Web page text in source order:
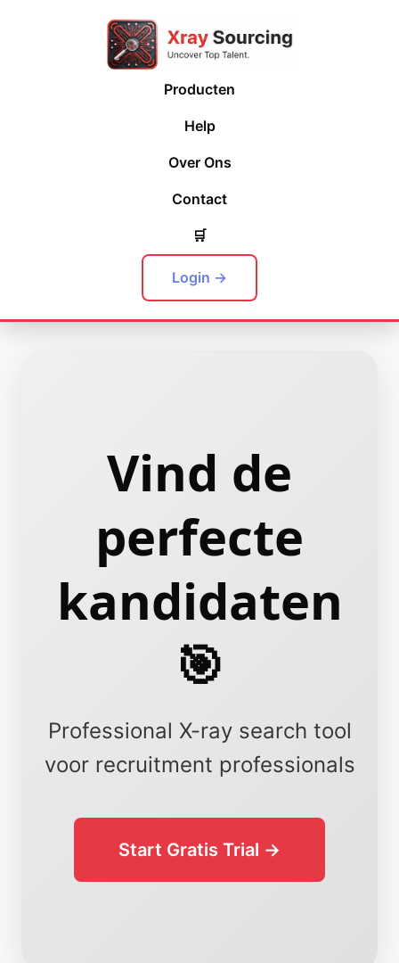
Producten
Help
Over Ons
Contact
🛒
Login →
Vind de
perfecte
kandidaten
🎯
Professional X-ray search tool
voor recruitment professionals
Start Gratis Trial →